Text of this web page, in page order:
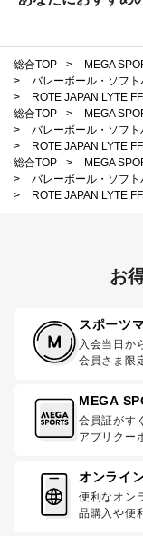
総合TOP > MEGA
>
バレーボール・ソフト
>
ROTE JAPAN LYTE
総合TOP
> MEGA
>
バレーボール・ソフト
>
ROTE JAPAN LYTE
総合TOP
> MEGA
>
バレーボール・ソフト
>
ROTE JAPAN LYTE
お
スポーツ
入会当日か
会員さま限
MEGA
会員証がす
アプリクー
オンライ
便利なオン
品購入や便